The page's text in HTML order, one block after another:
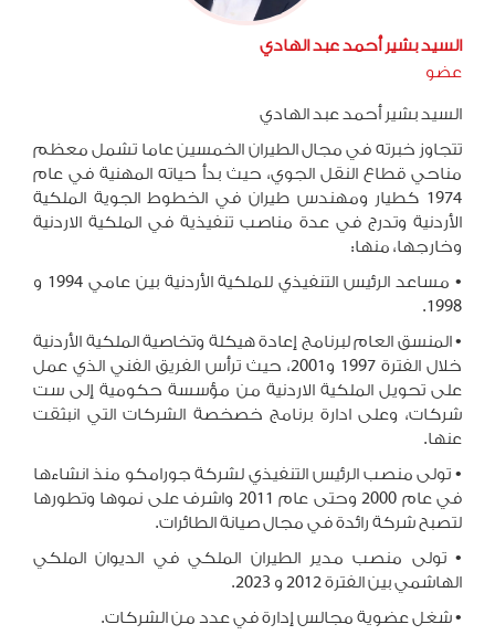
السيد بشير أحمد عبد الهادي
عضو
السيد بشير أحمد عبد الهادي
تتجاوز خبرته في مجال الطيران الخمسين عاما تشمل معظم
مناحي قطاع النقل الجوي، حيث بدأ حياته المهنية في عام
1974 كطيار ومهندس طيران في الخطوط الجوية الملكية
الأردنية وتدرج في عدة مناصب تنفيذية في الملكية الاردنية
وخارجها، منها:
•
مساعد الرئيس التنفيذي للملكية الأردنية بين عامي 1994 و
1998
.
•المنسق العام لبرنامج إعادة هيكلة وتخاصية الملكية الأردنية
خلال الفترة 1997 و2001، حيث ترأس الفريق الفني الذي عمل
على تحويل الملكية الاردنية من مؤسسة حكومية إلى ست
شركات، وعلى ادارة برنامج خصخصة الشركات التي انبثقت
عنها.
•تولى منصب الرئيس التنفيذي لشركة جورامكو منذ انشاءها
في عام 2000 وحتى عام 2011 واشرف على نموها وتطورها
لتصبح شركة رائدة في مجال صيانة الطائرات.
•تولى منصب مدير الطيران الملكي في الديوان الملكي
الهاشمي بين الفترة 2012 و 2023
.
•شغل عضوية مجالس إدارة في عدد من الشركات.